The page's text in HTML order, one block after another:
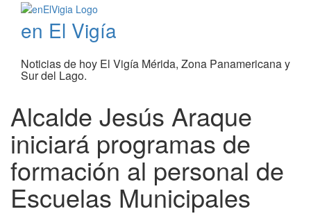
en El Vigía
Noticias de hoy El Vigía Mérida, Zona Panamericana y
Sur del Lago.
Alcalde Jesús Araque
iniciará programas de
formación al personal de
Escuelas Municipales